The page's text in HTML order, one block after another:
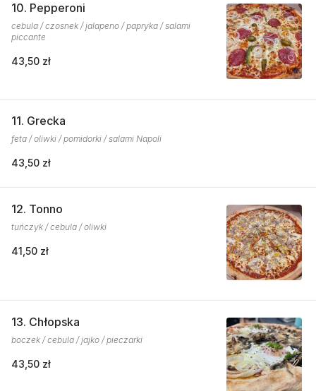
10. Pepperoni
cebula / czosnek / jalapeno / papryka / salami
piccante
43,50 zł
11. Grecka
feta / oliwki / pomidorki / salami Napoli
43,50 zł
12. Tonno
tuńczyk / cebula / oliwki
41,50 zł
13. Chłopska
boczek / cebula / jajko / pieczarki
43,50 zł